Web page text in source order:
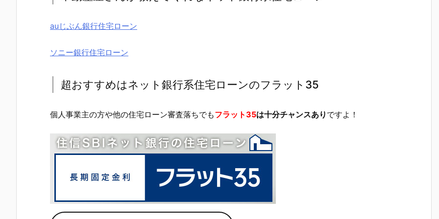
auじぶん銀行住宅ローン
ソニー銀行住宅ローン
超おすすめはネット銀行系住宅ローンのフラット35
個人事業主の方や他の住宅ローン審査落ちでもフラット35は十分チャンスあり ですよ！